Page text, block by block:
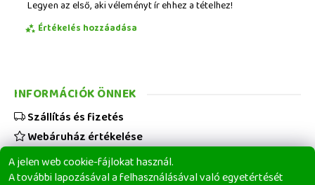
Legyen az első, aki véleményt ír ehhez a tételhez!
Értékelés hozzáadása
A jelen web cookie-fájlokat használ.
A további lapozásával a felhasználásával való egyetértését
INFORMÁCIÓK ÖNNEK
Szállítás és fizetés
Webáruház értékelése
Viszonteladóknak
Üzleti feltételek